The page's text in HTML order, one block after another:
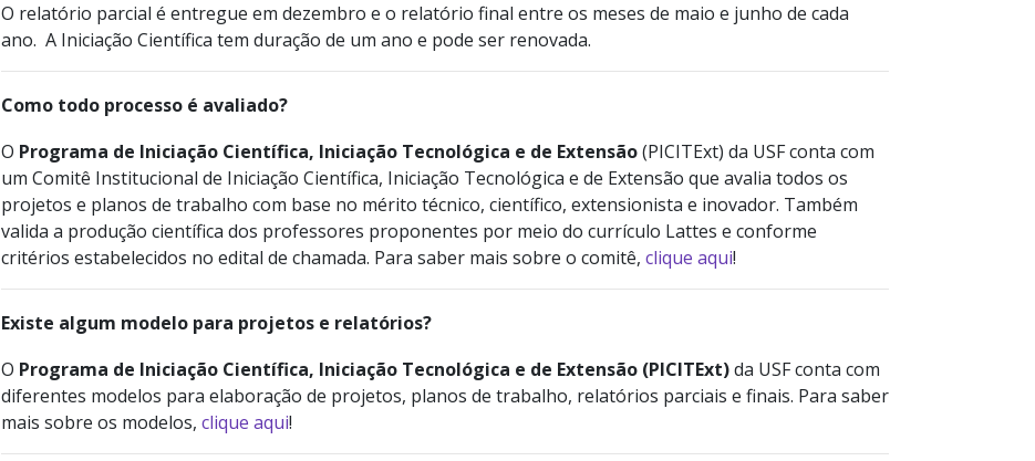
O relatório parcial é entregue em dezembro e o relatório final entre os meses de maio e junho de cada
ano. A Iniciação Científica tem duração de um ano e pode ser renovada.
Como todo processo é avaliado?
O Programa de Iniciação Científica, Iniciação Tecnológica e de Extensão(PICITExt) da USF conta com
um Comitê Institucional de Iniciação Científica, Iniciação Tecnológica e de Extensão que avalia todos os
projetos e planos de trabalho com base no mérito técnico, científico, extensionista e inovador. Também
valida a produção científica dos professores proponentes por meio do currículo Lattes e conforme
critérios estabelecidos no edital de chamada. Para saber mais sobre o comitê, clique aqui!
Existe algum modelo para projetos e relatórios?
O Programa de Iniciação Científica, Iniciação Tecnológica e de Extensão (PICITExt)da USF conta com
diferentes modelos para elaboração de projetos, planos de trabalho, relatórios parciais e finais. Para saber
mais sobre os modelos, clique aqui!